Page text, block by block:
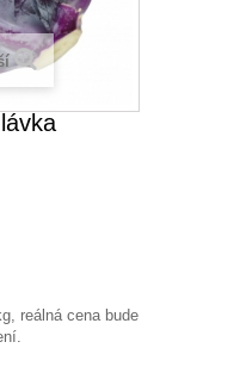
reálná cena bude